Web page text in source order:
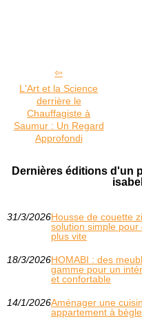
L'Art et la Science
derrière le
Chauffagiste à
Saumur : Un Regard
Approfondi
Dernières éditions d'un
31/3/2026Housse de couette
solution simple
plus vite
18/3/2026HOMABI : des
gamme pour un
et confortable
14/1/2026Aménager une
appartement à